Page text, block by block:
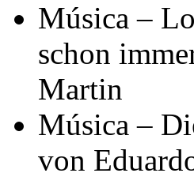
Música –
schon
Martin
Música –
von